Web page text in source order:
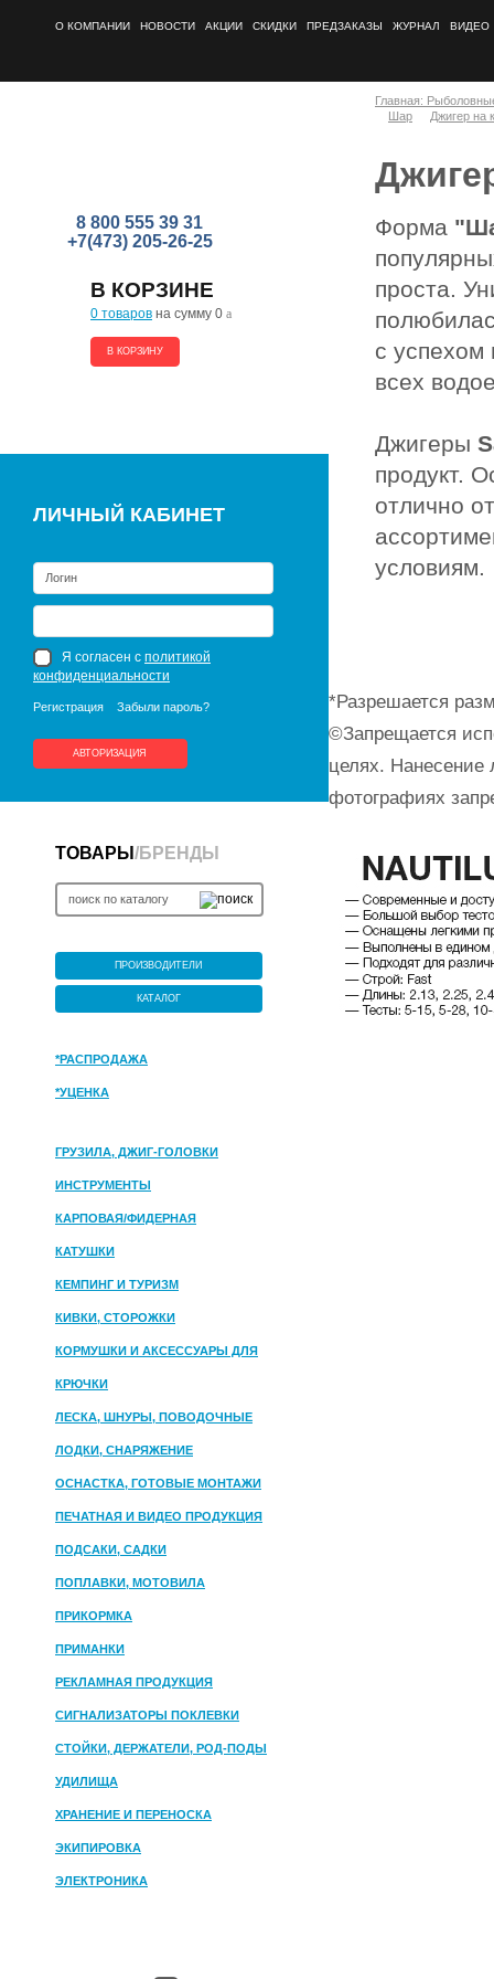
О КОМПАНИИ НОВОСТИ АКЦИИ СКИДКИ ПРЕДЗАКАЗЫ ЖУРНАЛ ВИДЕО
8 800 555 39 31
+7(473) 205-26-25
В КОРЗИНЕ
0 товаров на сумму 0 a
В КОРЗИНУ
ЛИЧНЫЙ КАБИНЕТ
Я согласен с политикой
конфиденциальности
Регистрация Забыли пароль?
АВТОРИЗАЦИЯ
ТОВАРЫ /БРЕНДЫ
ПРОИЗВОДИТЕЛИ
КАТАЛОГ
*РАСПРОДАЖА
*УЦЕНКА
ГРУЗИЛА, ДЖИГ-ГОЛОВКИ
ИНСТРУМЕНТЫ
КАРПОВАЯ/ФИДЕРНАЯ
КАТУШКИ
КЕМПИНГ И ТУРИЗМ
КИВКИ, СТОРОЖКИ
КОРМУШКИ И АКСЕССУАРЫ ДЛЯ
ПРИКОРМКИ
КРЮЧКИ
ЛЕСКА, ШНУРЫ, ПОВОДОЧНЫЕ
МАТЕРИАЛЫ
ЛОДКИ, СНАРЯЖЕНИЕ
ОСНАСТКА, ГОТОВЫЕ МОНТАЖИ
ПЕЧАТНАЯ И ВИДЕО ПРОДУКЦИЯ
ПОДСАКИ, САДКИ
ПОПЛАВКИ, МОТОВИЛА
ПРИКОРМКА
ПРИМАНКИ
РЕКЛАМНАЯ ПРОДУКЦИЯ
СИГНАЛИЗАТОРЫ ПОКЛЕВКИ
СТОЙКИ, ДЕРЖАТЕЛИ, РОД-ПОДЫ
УДИЛИЩА
ХРАНЕНИЕ И ПЕРЕНОСКА
ЭКИПИРОВКА
ЭЛЕКТРОНИКА
Главная:
Шар
Джигер на
Форма
проста.
с успехом
всех
Джигеры
продукт.
отлично
условиям.
*Разрешается
©Запрещается
целях. Нанесение
фотографиях